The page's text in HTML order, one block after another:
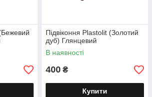
Підвіконня Plastolit (Золотий
дуб) Глянцевий
В наявності
400 ₴
Купити